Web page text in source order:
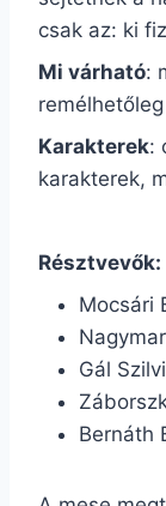
csak az: ki
Mi várható:
Karakterek:
karakterek,
Résztvevők:
Mocsári
Gál
Bernáth